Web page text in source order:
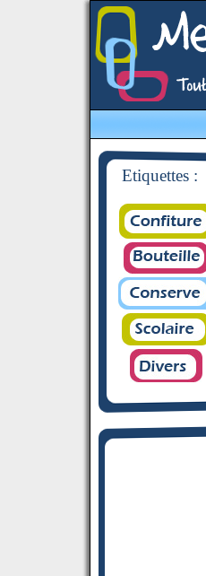
Etiquettes :